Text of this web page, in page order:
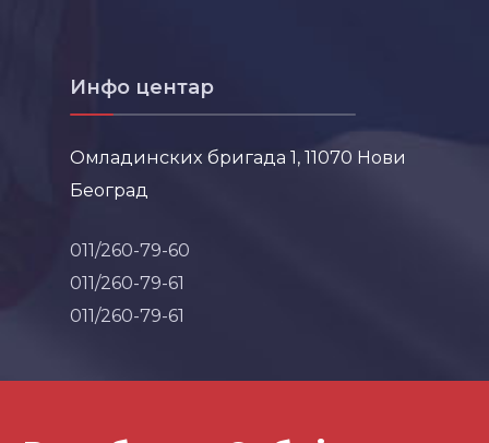
Инфо центар
Омладинских бригада 1, 11070 Нови
Београд
011/260-79-60
011/260-79-61
011/260-79-61